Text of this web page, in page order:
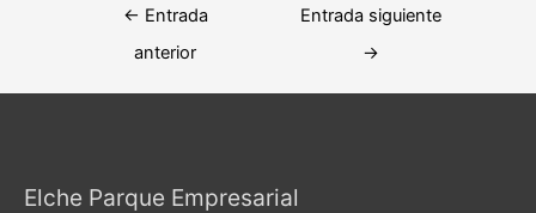
Navegación
← Entrada
anterior
Entrada siguiente
→
Elche Parque Empresarial